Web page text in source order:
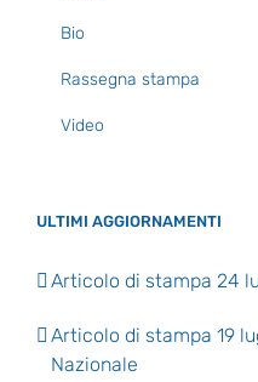
Bio
Rassegna stampa
Video
ULTIMI AGGIORNAMENTI
Articolo di stampa 24
Articolo di stampa 19
Nazionale